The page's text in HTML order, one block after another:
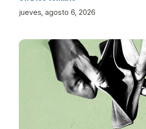
jueves, agosto 6, 2026